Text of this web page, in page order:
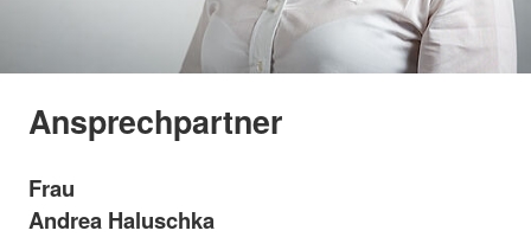
Ansprechpartner
Frau
Andrea Haluschka